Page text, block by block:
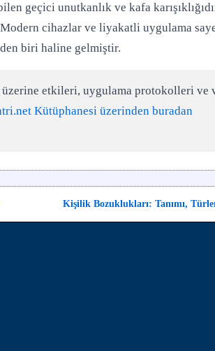
geçici unutkanlık ve kafa
cihazlar ve liyakatli uygulama
biri haline gelmiştir.
etkileri, uygulama protokolleri ve
Kütüphanesi üzerinden buradan
Kişilik Bozuklukları: Tanımı,